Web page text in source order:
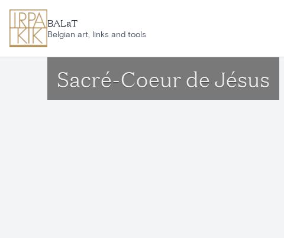
BALaT
Belgian art, links and tools
Sacré-Coeur de Jésus